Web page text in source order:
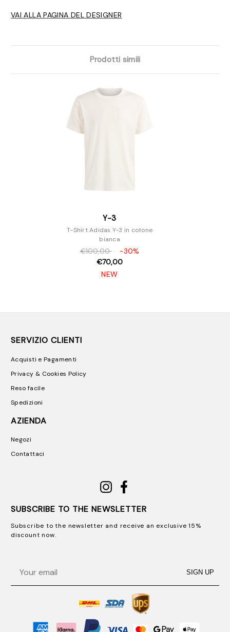
VAI ALLA PAGINA DEL DESIGNER
Prodotti simili
Y-3
T-Shirt Adidas Y-3 in cotone
bianca
€100,00
-30%
€70,00
NEW
SERVIZIO CLIENTI
Acquisti e Pagamenti
Privacy & Cookies Policy
Reso facile
Spedizioni
AZIENDA
Negozi
Contattaci
SUBSCRIBE TO THE NEWSLETTER
Subscribe to the newsletter and receive an exclusive 15%
discount now.
SIGN UP